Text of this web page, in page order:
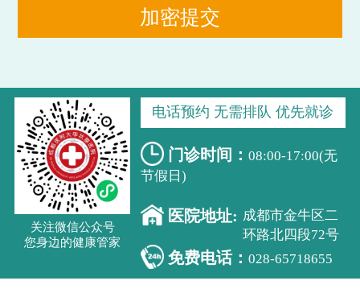
加密提交
关注微信公众号
您身边的健康管家
电话预约 无需排队 优先就诊
门诊时间：08:00-17:00(无
节假日)
医院地址: 成都市金牛区二
环路北四段72号
免费电话：028-65718655